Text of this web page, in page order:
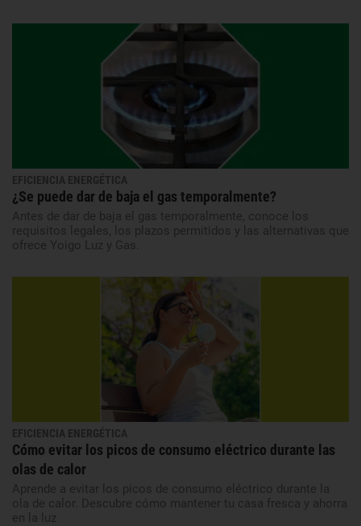
EFICIENCIA ENERGÉTICA
¿Se puede dar de baja el gas temporalmente?
Antes de dar de baja el gas temporalmente, conoce los
requisitos legales, los plazos permitidos y las alternativas que
ofrece Yoigo Luz y Gas.
EFICIENCIA ENERGÉTICA
Cómo evitar los picos de consumo eléctrico durante las
olas de calor
Aprende a evitar los picos de consumo eléctrico durante la
ola de calor. Descubre cómo mantener tu casa fresca y ahorra
en la luz